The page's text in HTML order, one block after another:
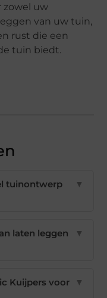
zowel uw
van uw tuin,
rust die een
tuin biedt.
tuinontwerp
▼
laten leggen
▼
Kuijpers voor
▼